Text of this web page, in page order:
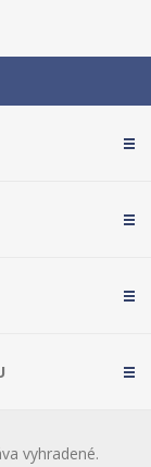
vyhradené.